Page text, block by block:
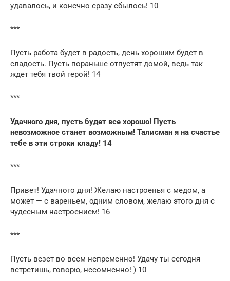
удавалось, и конечно сразу сбылось! 10
***
Пусть работа будет в радость, день хорошим будет в
сладость. Пусть пораньше отпустят домой, ведь так
ждет тебя твой герой! 14
***
Удачного дня, пусть будет все хорошо! Пусть
невозможное станет возможным! Талисман я на счастье
тебе в эти строки кладу! 14
***
Привет! Удачного дня! Желаю настроенья с медом, а
может — с вареньем, одним словом, желаю этого дня с
чудесным настроением! 16
***
Пусть везет во всем непременно! Удачу ты сегодня
встретишь, говорю, несомненно! ) 10